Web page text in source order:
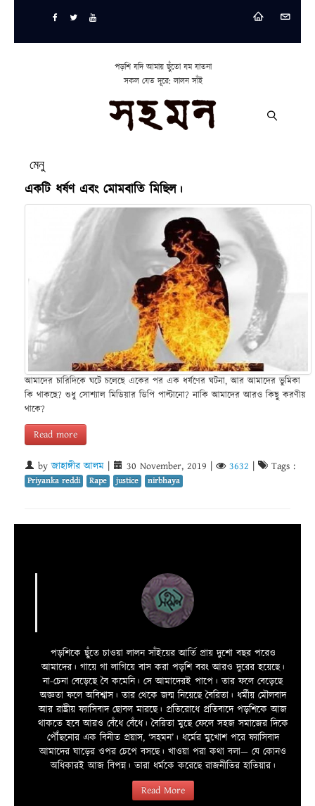
পড়শি যদি আমায় ছুঁতো যম যাতনা
সকল যেত দূরে: লালন সাঁই
মেনু
একটি ধর্ষণ এবং মোমবাতি মিছিল।
আমাদের চারিদিকে ঘটে চলেছে একের পর এক ধর্ষণের ঘটনা, আর আমাদের ভুমিকা
কি থাকছে? শুধু সোশ্যাল মিডিয়ার ডিপি পাল্টানো? নাকি আমাদের আরও কিছু করণীয়
থাকে?
Read more
byজাহাঙ্গীর আলম 30 November, 2019 3632 Tags :
Priyanka reddi Rape justice nirbhaya
পড়শিকে ছুঁতে চাওয়া লালন সাঁইয়ের আর্তি প্রায় দুশো বছর পরেও
আমাদের। গায়ে গা লাগিয়ে বাস করা পড়শি বরং আরও দুরের হয়েছে।
না-চেনা বেড়েছে বৈ কমেনি। সে আমাদেরই পাপে। তার ফলে বেড়েছে
অজ্ঞতা ফলে অবিশ্বাস। তার থেকে জন্ম নিয়েছে বৈরিতা। ধর্মীয় মৌলবাদ
আর রাষ্ট্রীয় ফ্যাসিবাদ ছোবল মারছে। প্রতিরোধে প্রতিবাদে পড়শিকে আজ
থাকতে হবে আরও বেঁধে বেঁধে। বৈরিতা মুছে ফেলে সহজ সমাজের দিকে
পৌঁছনোর এক বিনীত প্রয়াস, ‘সহমন’। ধর্মের মুখোশ পরে ফ্যাসিবাদ
আমাদের ঘাড়ের ওপর চেপে বসছে। খাওয়া পরা কথা বলা—­­ যে কোনও
অধিকারই আজ বিপন্ন। তারা ধর্মকে করেছে রাজনীতির হাতিয়ার।
Read More